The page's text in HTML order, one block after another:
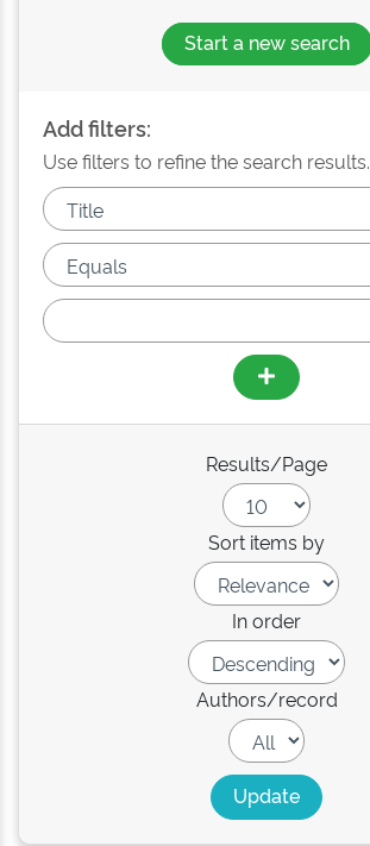
Start a new search
Add filters:
Use filters to refine the search results.
Results/Page
Sort items by
In order
Authors/record